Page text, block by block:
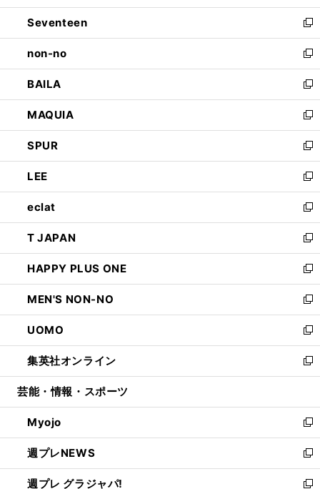
開
く
ウ
で
開
く
ン
ド
ウ
で
開
く
Seventeen
新
し
い
ウ
ィ
ン
ド
ウ
で
開
く
non-no
新
し
い
ウ
ィ
ン
ド
ウ
で
開
く
BAILA
新
し
い
ウ
ィ
ン
ド
ウ
で
開
く
MAQUIA
新
し
い
ウ
ィ
ン
ド
ウ
で
開
く
SPUR
新
し
い
ウ
ィ
ン
ド
ウ
で
開
く
LEE
新
し
い
ウ
ィ
ン
ド
ウ
で
開
く
eclat
新
し
い
ウ
ィ
ン
ド
ウ
で
開
く
T JAPAN
新
し
い
ウ
ィ
ン
ド
ウ
で
開
HAPPY PLUS ONE
新
し
い
ウ
ィ
ン
ド
ウ
開
く
MEN'S NON-NO
新
し
い
ウ
ィ
ン
ウ
で
開
く
UOMO
新
し
い
ウ
ン
ド
ウ
で
開
く
集英社オンライン
新
し
ウ
ィ
ン
ド
ウ
で
芸能・情報・スポーツ
Myojo
新
し
い
ウ
ィ
週プレNEWS
新
し
い
週プレ グラジャパ!